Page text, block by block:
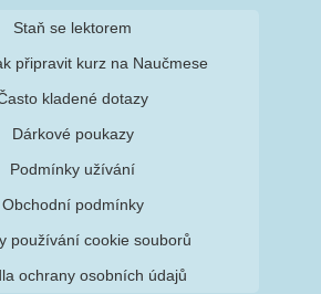
Staň se lektorem
připravit kurz na Naučmese
kladené dotazy
Dárkové poukazy
Podmínky užívání
Obchodní podmínky
používání cookie souborů
ochrany osobních údajů